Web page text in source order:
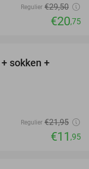
Regulier €29,50
€20,75
sokken +
Regulier €21,95
€11 ,95